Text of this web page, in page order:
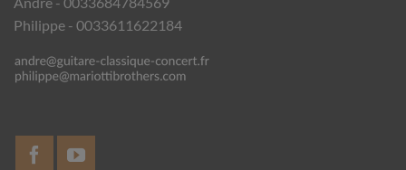
Philippe - 0033611622184